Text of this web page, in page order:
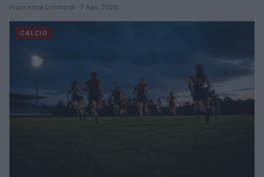
Francesca Lombardi · 7 Ago 2026
CALCIO